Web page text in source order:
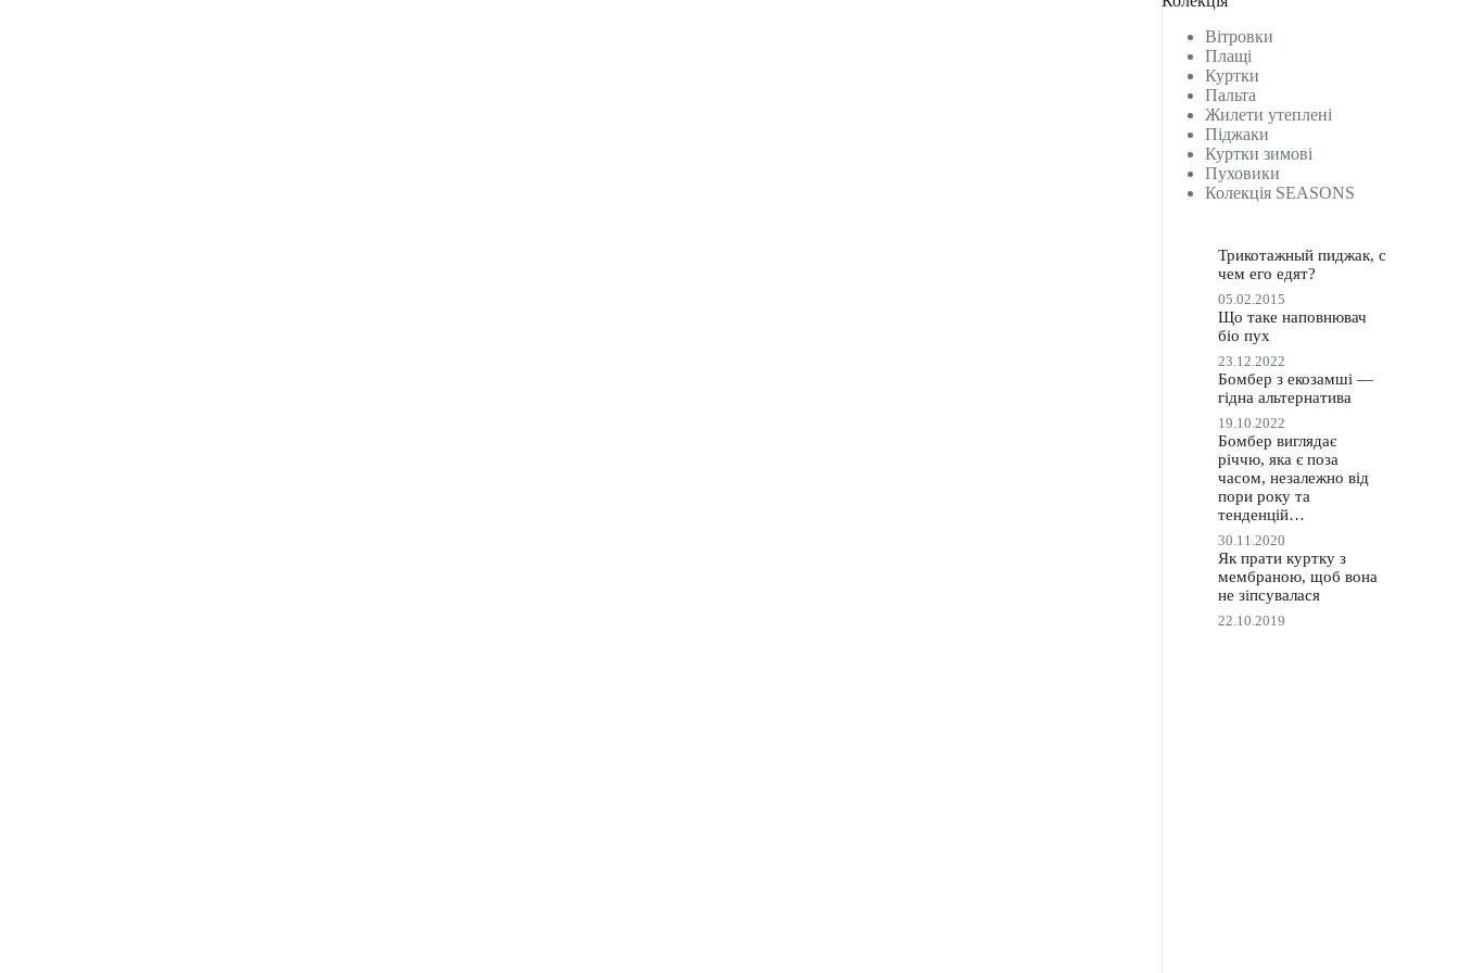
Вітровки
Плащі
Куртки
Пальта
Жилети утеплені
Піджаки
Куртки зимові
Пуховики
Колекція SEASONS
Трикотажный пиджак, с
чем его едят?
05.02.2015
Що таке наповнювач
біо пух
23.12.2022
Бомбер з екозамші —
гідна альтернатива
19.10.2022
Бомбер виглядає
річчю, яка є поза
часом, незалежно від
пори року та
тенденцій…
30.11.2020
Як прати куртку з
мембраною, щоб вона
не зіпсувалася
22.10.2019